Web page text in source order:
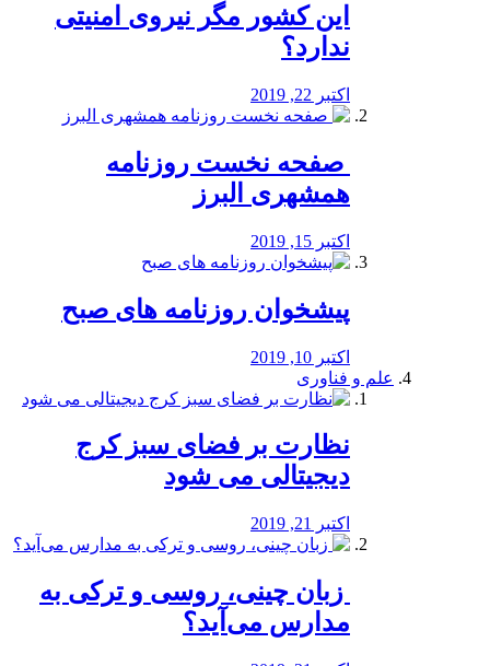
این کشور مگر نیروی امنیتی
ندارد؟
اکتبر 22, 2019
️ صفحه نخست روزنامه‌
همشهری البرز
اکتبر 15, 2019
پیشخوان روزنامه های صبح
اکتبر 10, 2019
علم و فناوری
نظارت بر فضای سبز کرج
دیجیتالی می شود
اکتبر 21, 2019
️ زبان چینی، روسی و ترکی به
مدارس می‌آید؟